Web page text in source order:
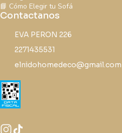
📘 Cómo Elegir tu Sofá
Contactanos
EVA PERON 226
2271435531
elnidohomedeco@gmail.com